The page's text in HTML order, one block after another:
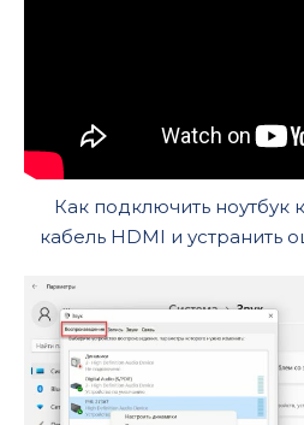
Как подключить ноутбук
кабель HDMI и устранить